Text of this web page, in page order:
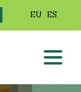
EU ES